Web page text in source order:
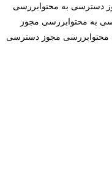
دسترسی به محتوابررسی
به محتوابررسی مجوز
مجوز دسترسی